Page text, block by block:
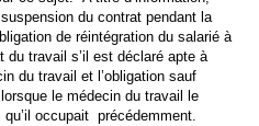
du contrat pendant la
de réintégration du salarié à
du travail s’il est déclaré apte à
du travail et l’obligation sauf
le médecin du travail le
occupait précédemment.